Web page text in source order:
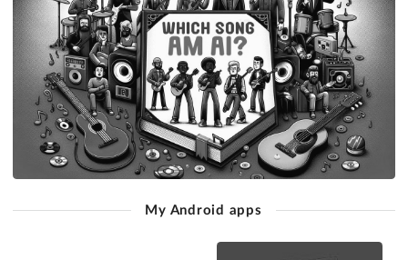
My Android apps